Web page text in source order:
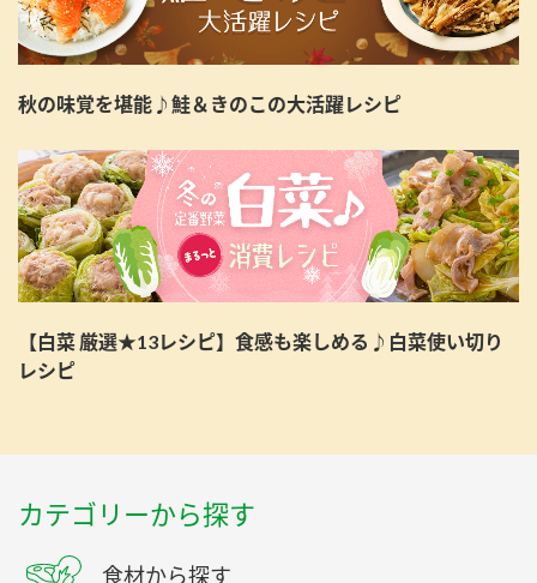
秋の味覚を堪能♪鮭＆きのこの大活躍レシピ
【白菜 厳選★13レシピ】食感も楽しめる♪白菜使い切り
レシピ
カテゴリーから探す
食材から探す